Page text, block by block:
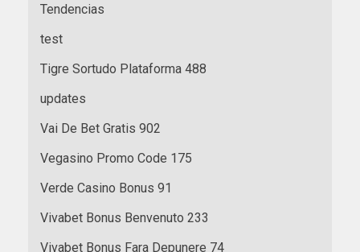
Tendencias
test
Tigre Sortudo Plataforma 488
updates
Vai De Bet Gratis 902
Vegasino Promo Code 175
Verde Casino Bonus 91
Vivabet Bonus Benvenuto 233
Vivabet Bonus Fara Depunere 74